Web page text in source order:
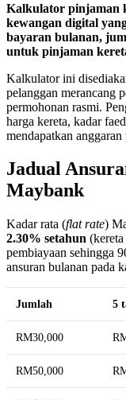
Kalkulator pinjaman
kewangan digital
bayaran bulanan,
untuk pinjaman
Kalkulator ini
pelanggan merancang
permohonan rasmi.
harga kereta, kadar
mendapatkan anggaran
Jadual
Maybank
Kadar rata (flat rate)
2.30% setahun
pembiayaan sehingga
ansuran bulanan pada
Jumlah 5
RM30,000
RM50,000